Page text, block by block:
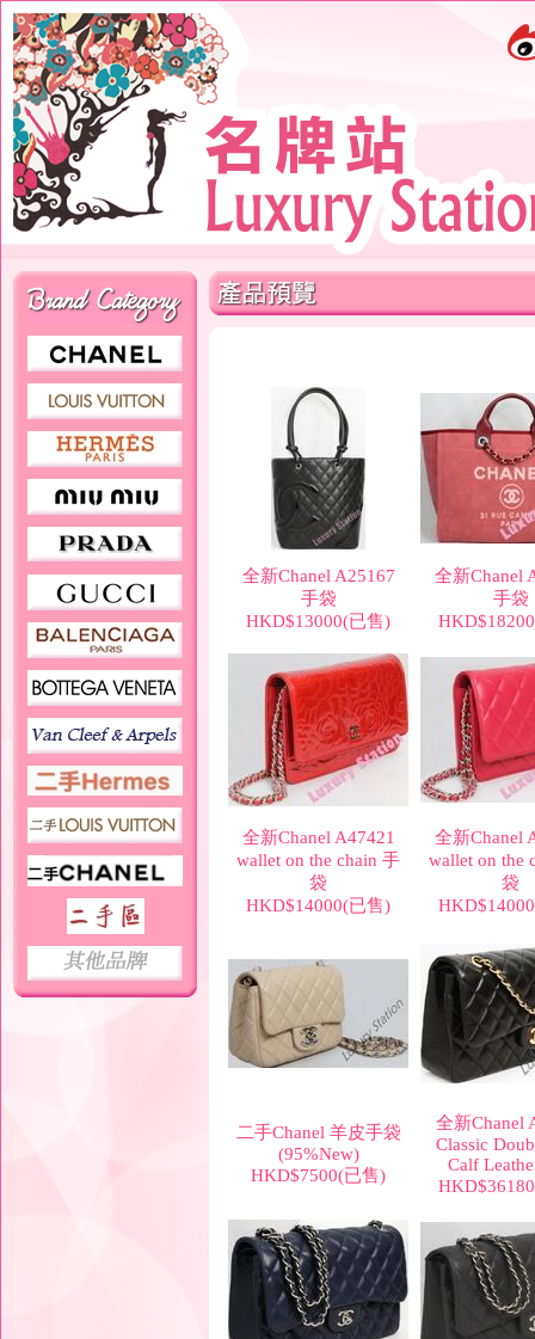
全新Chanel A25167
手袋
HKD$13000(已售)
全新Chanel
手袋
全新Chanel A47421
wallet on the chain 手
袋
HKD$14000(已售)
全新Chanel
wallet on the
袋
二手Chanel 羊皮手袋
(95%New)
HKD$7500(已售)
全新Chanel
Classic
Calf